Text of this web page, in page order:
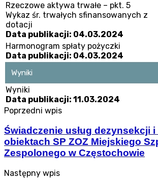
Rzeczowe aktywa trwałe – pkt. 5
Wykaz śr. trwałych sfinansowanych z
dotacji
Data publikacji: 04.03.2024
Harmonogram spłaty pożyczki
Data publikacji: 04.03.2024
Wyniki
Wyniki
Data publikacji: 11.03.2024
Poprzedni wpis
Świadczenie usług dezynsekcji
obiektach SP ZOZ Miejskiego
Zespolonego w Częstochowie
Następny wpis